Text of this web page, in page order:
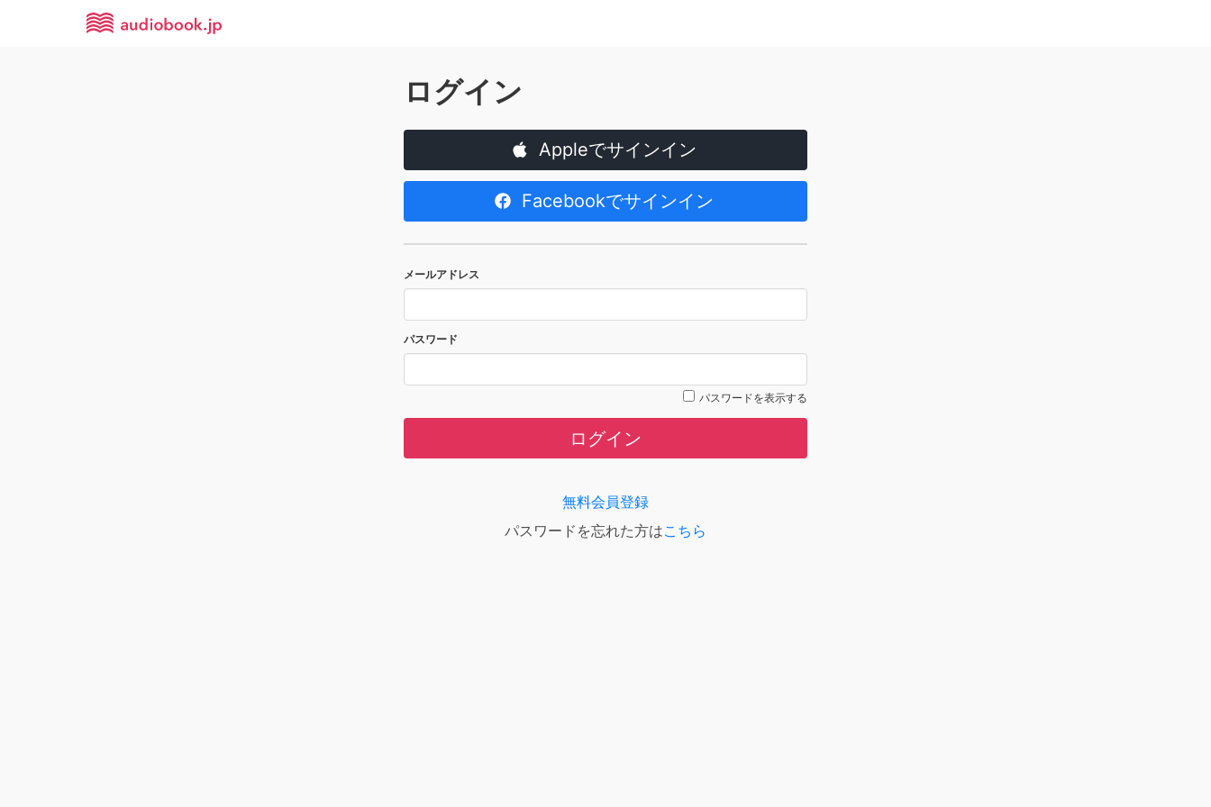
ログイン
Appleでサインイン
Facebookでサインイン
メールアドレス
パスワード
パスワードを表示する
ログイン
無料会員登録
パスワードを忘れた方はこちら